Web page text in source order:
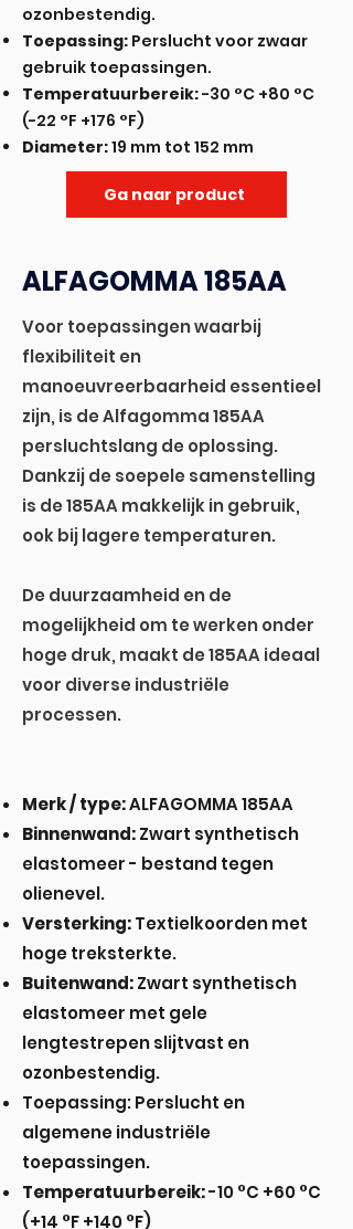
ozonbestendig.
Toepassing: Perslucht voor zwaar
gebruik toepassingen.
Temperatuurbereik:-30 °C +80 °C
(-22 °F +176 °F)
Diameter:19 mm tot 152 mm
Ga naar product
ALFAGOMMA 185AA
Voor toepassingen waarbij
flexibiliteit en
manoeuvreerbaarheid essentieel
zijn, is de Alfagomma 185AA
persluchtslang de oplossing.
Dankzij de soepele samenstelling
is de 185AA makkelijk in gebruik,
ook bij lagere temperaturen.
De duurzaamheid en de
mogelijkheid om te werken onder
hoge druk, maakt de 185AA ideaal
voor diverse industriële
processen.
Merk / type:ALFAGOMMA 185AA
Binnenwand:Zwart synthetisch
elastomeer - bestand tegen
olienevel.
Versterking:Textielkoorden met
hoge treksterkte.
Buitenwand:Zwart synthetisch
elastomeer met gele
lengtestrepen slijtvast en
ozonbestendig.
Toepassing: Perslucht en
algemene industriële
toepassingen.
Temperatuurbereik:-10 °C +60 °C
(+14 °F +140 °F)